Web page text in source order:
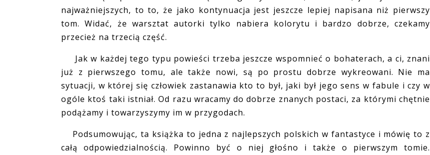
najważniejszych, to to, że jako kontynuacja jest jeszcze lepiej napisana niż pierwszy
tom. Widać, że warsztat autorki tylko nabiera kolorytu i bardzo dobrze, czekamy
przecież na trzecią część.
Jak w każdej tego typu powieści trzeba jeszcze wspomnieć o bohaterach, a ci, znani
już z pierwszego tomu, ale także nowi, są po prostu dobrze wykreowani. Nie ma
sytuacji, w której się człowiek zastanawia kto to był, jaki był jego sens w fabule i czy w
ogóle ktoś taki istniał. Od razu wracamy do dobrze znanych postaci, za którymi chętnie
podążamy i towarzyszymy im w przygodach.
Podsumowując, ta książka to jedna z najlepszych polskich w fantastyce i mówię to z
całą odpowiedzialnością. Powinno być o niej głośno i także o pierwszym tomie.